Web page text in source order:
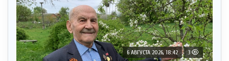
6 АВГУСТА 2026, 18:42 3